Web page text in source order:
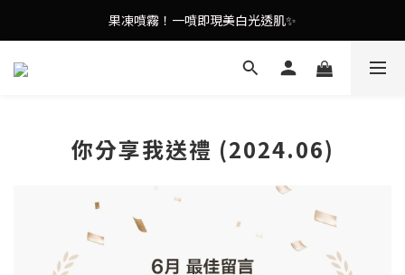
9in1多功能美容儀🌸護膚效果UP！
果凍噴霧！一噴即現美白光透肌✨
9in1多功能美容儀🌸護膚效果UP！
你分享我送禮 (2024.06)